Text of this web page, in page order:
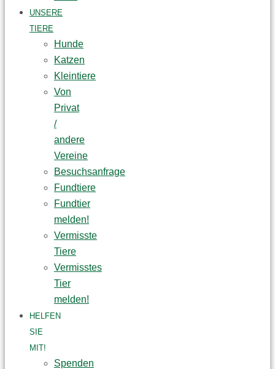
UNSERE
TIERE
Hunde
Katzen
Kleintiere
Von
Privat
/
andere
Vereine
Besuchsanfrage
Fundtiere
Fundtier
melden!
Vermisste
Tiere
Vermisstes
Tier
melden!
HELFEN
SIE
MIT!
Spenden